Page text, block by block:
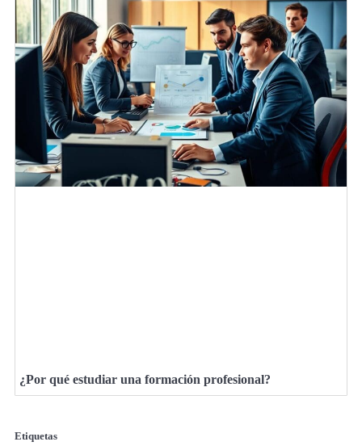
¿Por qué estudiar una formación profesional?
Etiquetas